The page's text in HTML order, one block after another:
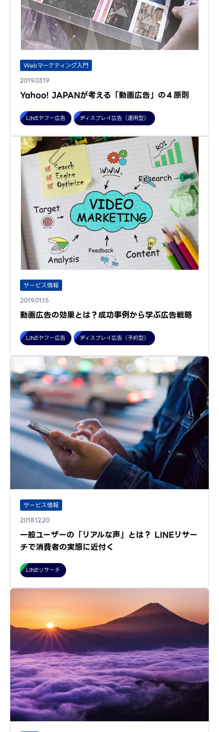
Webマーケティング入門
2019.03.19
Yahoo! JAPANが考える「動画広告」の４原則
LINEヤフー広告 ディスプレイ広告（運用型）
サービス情報
2019.01.15
動画広告の効果とは？成功事例から学ぶ広告戦略
LINEヤフー広告 ディスプレイ広告（予約型）
サービス情報
2018.12.20
一般ユーザーの「リアルな声」とは？ LINEリサー
チで消費者の実態に近付く
LINEリサーチ